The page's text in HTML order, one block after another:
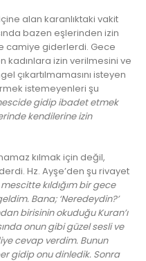
alan karanlıktaki vakit
bazen eşlerinden izin
camiye giderlerdi. Gece
kadınlara izin verilmesini ve
çıkartılmamasını isteyen
istemeyenleri şu
gidip ibadet etmek
kendilerine izin
kılmak için değil,
Hz. Ayşe’den şu rivayet
mescitte kıldığım bir gece
Bana; ‘Neredeydin?’
birisinin okuduğu Kuran’ı
onun gibi güzel sesli ve
cevap verdim. Bunun
gidip onu dinledik. Sonra